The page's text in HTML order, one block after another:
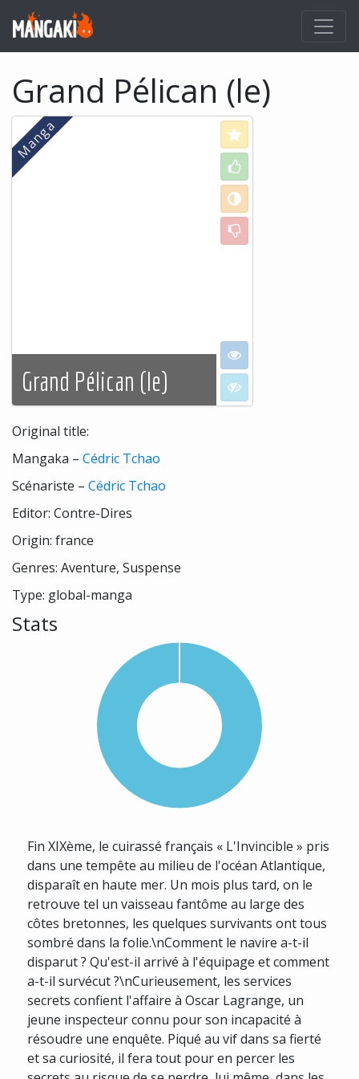
Grand Pélican (le)
Grand Pélican (le)
Love
Like
Neutral
Dislike
I want to see
I don't want to see
Original title:
Mangaka – Cédric Tchao
Scénariste – Cédric Tchao
Editor: Contre-Dires
Origin: france
Genres: Aventure, Suspense
Type: global-manga
Stats
Fin XIXème, le cuirassé français « L'Invincible » pris
dans une tempête au milieu de l'océan Atlantique,
disparaît en haute mer. Un mois plus tard, on le
retrouve tel un vaisseau fantôme au large des
côtes bretonnes, les quelques survivants ont tous
sombré dans la folie.\nComment le navire a-t-il
disparut ? Qu'est-il arrivé à l'équipage et comment
a-t-il survécut ?\nCurieusement, les services
secrets confient l'affaire à Oscar Lagrange, un
jeune inspecteur connu pour son incapacité à
résoudre une enquête. Piqué au vif dans sa fierté
et sa curiosité, il fera tout pour en percer les